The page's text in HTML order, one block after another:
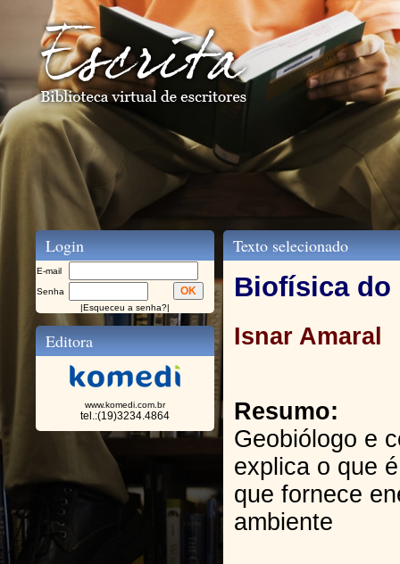
Login
E-mail
Senha
|Esqueceu a senha?|
Editora
www.komedi.com.br
tel.:(19)3234.4864
Texto selecionado
Biofísica do
Isnar Amaral
Resumo:
Geobiólogo e
explica o que
que fornece
ambiente